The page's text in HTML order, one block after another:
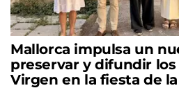
Mallorca impulsa un
preservar y difundir los
Virgen en la fiesta de